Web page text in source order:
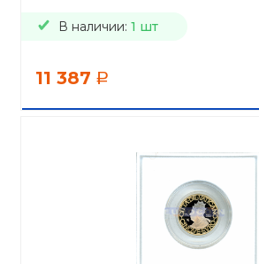
В наличии: 1 шт
11 387 a